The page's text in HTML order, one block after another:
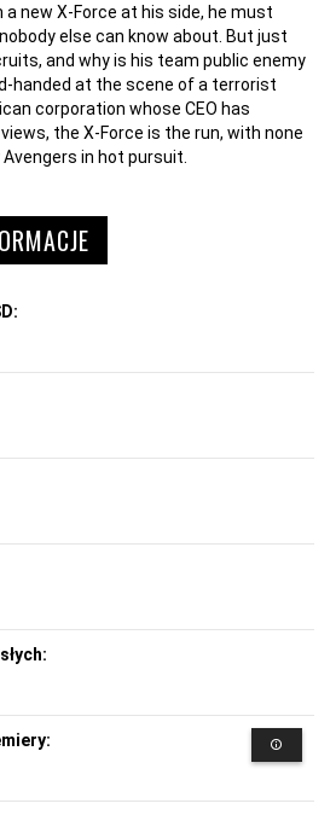
a new X-Force at his side, he must
else can know about. But just
and why is his team public enemy
handed at the scene of a terrorist
corporation whose CEO has
the X-Force is the run, with none
in hot pursuit.